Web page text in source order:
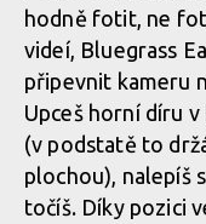
hodně fotit, ne
videí, Bluegrass
připevnit kameru
Upceš horní díru
(v podstatě to
plochou), nalepíš
točíš. Díky pozici